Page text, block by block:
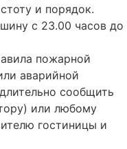
и порядок.
с 23.00 часов до
пожарной
аварийной
сообщить
или любому
гостиницы и